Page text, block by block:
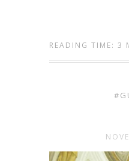
READING TIME: 3